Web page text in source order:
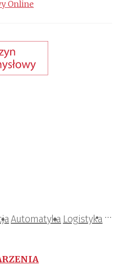
Automatyka Logistyka
Online